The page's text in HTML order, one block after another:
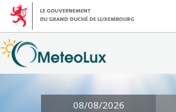
08/08/2026